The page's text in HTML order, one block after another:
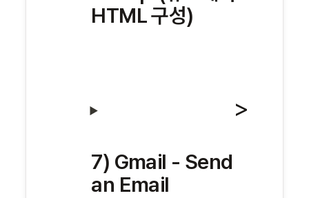
HTML 구성)
7) Gmail - Send
an Email